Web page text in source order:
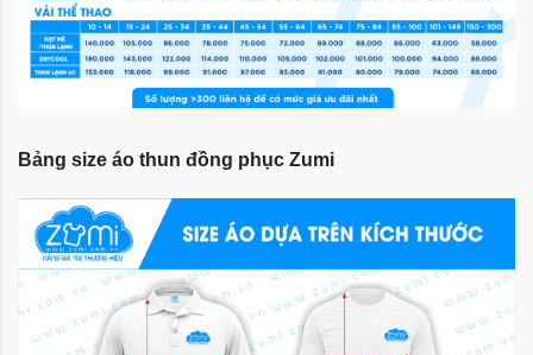
Bảng size áo thun đồng phục Zumi